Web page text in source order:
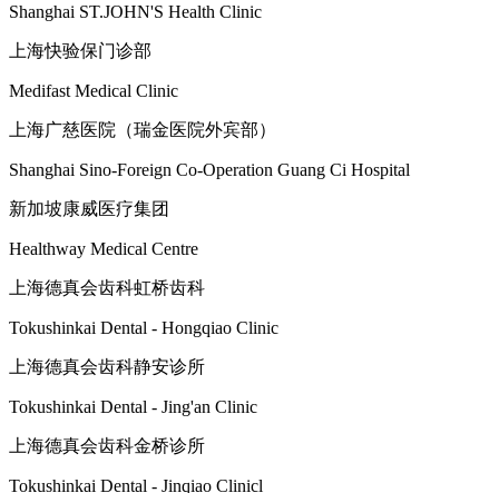
Shanghai ST.JOHN'S Health Clinic
上海快验保门诊部
Medifast Medical Clinic
上海广慈医院（瑞金医院外宾部）
Shanghai Sino-Foreign Co-Operation Guang Ci Hospital
新加坡康威医疗集团
Healthway Medical Centre
上海德真会齿科虹桥齿科
Tokushinkai Dental - Hongqiao Clinic
上海德真会齿科静安诊所
Tokushinkai Dental - Jing'an Clinic
上海德真会齿科金桥诊所
Tokushinkai Dental - Jinqiao Clinicl